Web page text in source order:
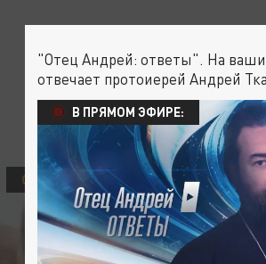
ОБЩЕСТВО
"Отец Андрей: ответы". На
отвечает протоиерей Андрей
В ПРЯМОМ ЭФИРЕ: